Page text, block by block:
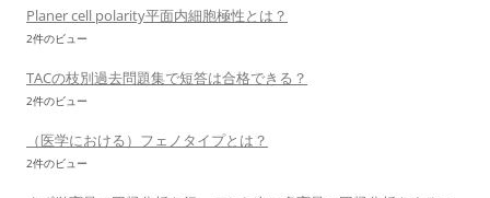
Planer cell polarity平面内細胞極性とは？
2件のビュー
TACの枝別過去問題集で短答は合格できる？
2件のビュー
（医学における）フェノタイプとは？
2件のビュー